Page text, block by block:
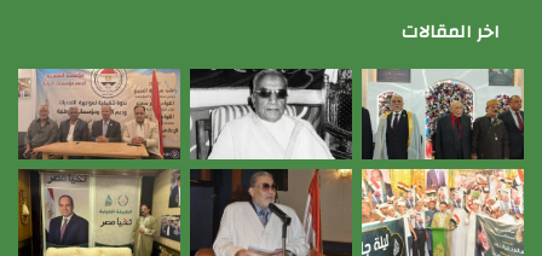
اخر المقالات